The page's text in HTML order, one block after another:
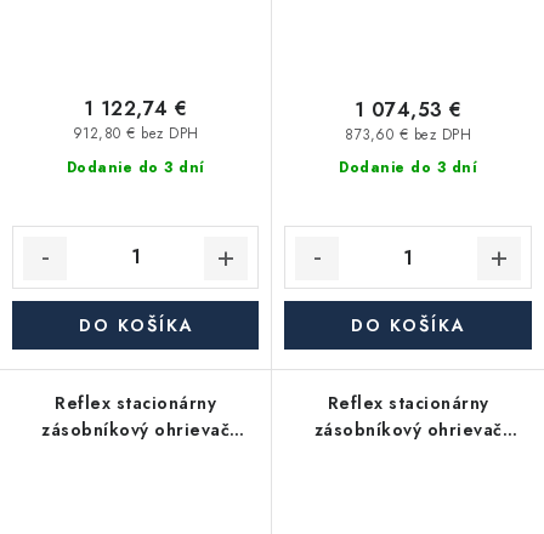
Dodanie do 3 dní
912,80 € bez DPH
1 122,74 €
DO KOŠÍKA
Dodanie do 3 dní
873,60 € bez DPH
1 074,53 €
DO KOŠÍKA
Reflex stacionárny
zásobníkový ohrievač
Reflex stacionárny
zásobníkový ohrievač